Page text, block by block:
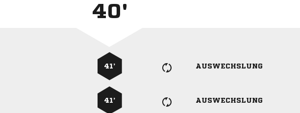
40'
41’ AUSWECHSLUNG
41’ AUSWECHSLUNG